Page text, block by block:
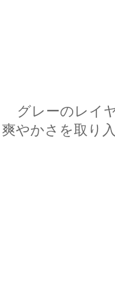
グレーのレイ
爽やかさを取り